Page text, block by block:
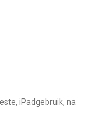
iPadgebruik, na